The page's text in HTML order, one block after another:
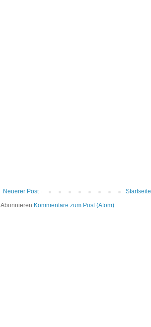
Neuerer Post
Startseite
Abonnieren Kommentare zum Post (Atom)